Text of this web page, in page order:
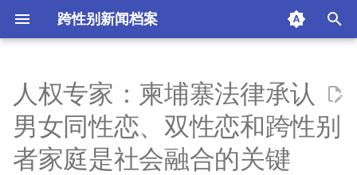
跨性别新闻档案
i
t
i
正文
家庭是暴力和歧视的根源
人权专家：柬埔寨法律承认
男女同性恋、双性恋和跨性别
者家庭是社会融合的关键